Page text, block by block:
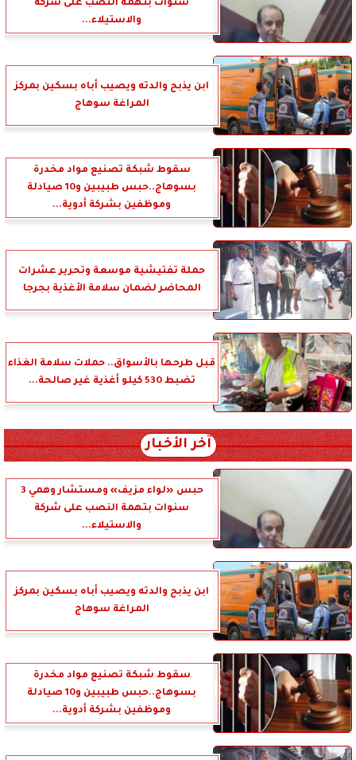
سنوات بتهمة النصب على شركة
والاستيلاء...
ابن يذبح والدته ويصيب أباه بسكين بمركز
المراغة سوهاج
سقوط شبكة تصنيع مواد مخدرة
بسوهاج..حبس طبيبين و10 صيادلة
وموظفين بشركة أدوية...
حملة تفتيشية موسعة وتحرير عشرات
المحاضر لضمان سلامة الأغذية بجرجا
قبل طرحها بالأسواق.. حملات سلامة الغذاء
تضبط 530 كيلو أغذية غير صالحة...
آخر الأخبار
حبس «لواء مزيف» ومستشار وهمي 3
سنوات بتهمة النصب على شركة
والاستيلاء...
ابن يذبح والدته ويصيب أباه بسكين بمركز
المراغة سوهاج
سقوط شبكة تصنيع مواد مخدرة
بسوهاج..حبس طبيبين و10 صيادلة
وموظفين بشركة أدوية...